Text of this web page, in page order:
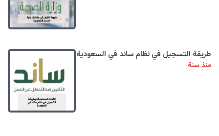
طريقة التسجيل في نظام ساند في السعودية
منذ سنة